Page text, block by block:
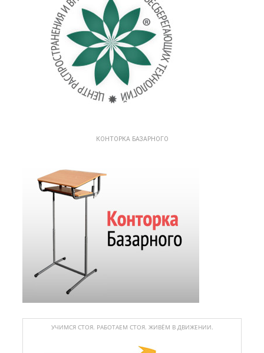
КОНТОРКА БАЗАРНОГО
УЧИМСЯ СТОЯ. РАБОТАЕМ СТОЯ. ЖИВЁМ В ДВИЖЕНИИ.